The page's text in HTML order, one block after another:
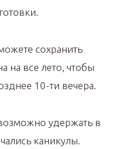
сохранить
на все лето, чтобы
10-ти вечера.
удержать в
каникулы.